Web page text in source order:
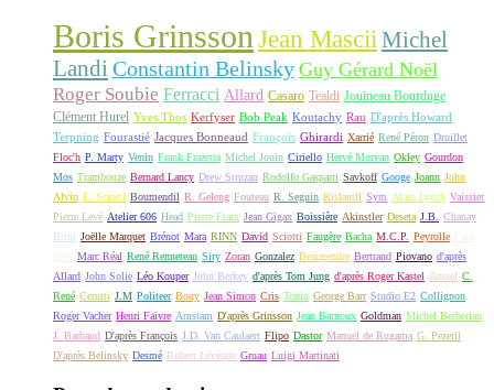
Boris Grinsson Jean Mascii Michel
Landi Constantin Belinsky Guy Gérard Noël
Roger Soubie Ferracci Allard Casaro Tealdi Jouineau Bourduge
Clément Hurel Yves Thos Kerfyser Bob Peak Koutachy Rau D'après Howard
Terpning Fourastié Jacques Bonneaud François Ghirardi Xarrié René Péron Druillet
Floc'h P. Marty Venin Frank Frazetta Michel Jouin Ciriello Hervé Morvan Okley Gourdon
Mos Trambouze Bernard Lancy Drew Struzan Rodolfo Gasparri Savkoff Googe Joann John
Alvin E. Sciotti Boumendil R. Geleng Fouteau R. Seguin Kislaroff Sym Alain Lynch Vaissier
Pierre Levé Atelier 606 Head Pierre Etaix Jean Gigax Boissière Akinstler Deseta J.B.
Chanay
Brini Joëlle Marquet Brénot Mara RINN David Sciotti Faugère Bacha M.C.P. Peyrolle Paul
Igert Marc Réal René Renneteau Siry Zoran Gonzalez Beaugendre Bertrand Piovano d'après
Allard John Solie Léo Kouper John Berkey d'après Tom Jung d'après Roger Kastel Amsel C.
René Cerutti J.M Politeer Bouy Jean Simon Cris Tonin George Barr Studio E2 Collignon
Roger Vacher Henri Faivre Arnstam D'après Grinsson Jean Barnoux Goldman Michel Berberian
J. Barbaud D'après François J.D. Van Caulaert Flipo Dastor Manuel de Rugama G. Pezeril
D'après Belinsky Desmé Robert Lévèque Gruau Luigi Martinati